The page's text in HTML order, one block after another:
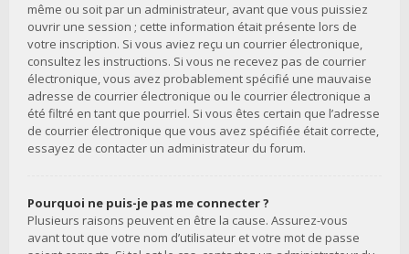
même ou soit par un administrateur, avant que vous puissiez
ouvrir une session ; cette information était présente lors de
votre inscription. Si vous aviez reçu un courrier électronique,
consultez les instructions. Si vous ne recevez pas de courrier
électronique, vous avez probablement spécifié une mauvaise
adresse de courrier électronique ou le courrier électronique a
été filtré en tant que pourriel. Si vous êtes certain que l’adresse
de courrier électronique que vous avez spécifiée était correcte,
essayez de contacter un administrateur du forum.
Pourquoi ne puis-je pas me connecter ?
Plusieurs raisons peuvent en être la cause. Assurez-vous
avant tout que votre nom d’utilisateur et votre mot de passe